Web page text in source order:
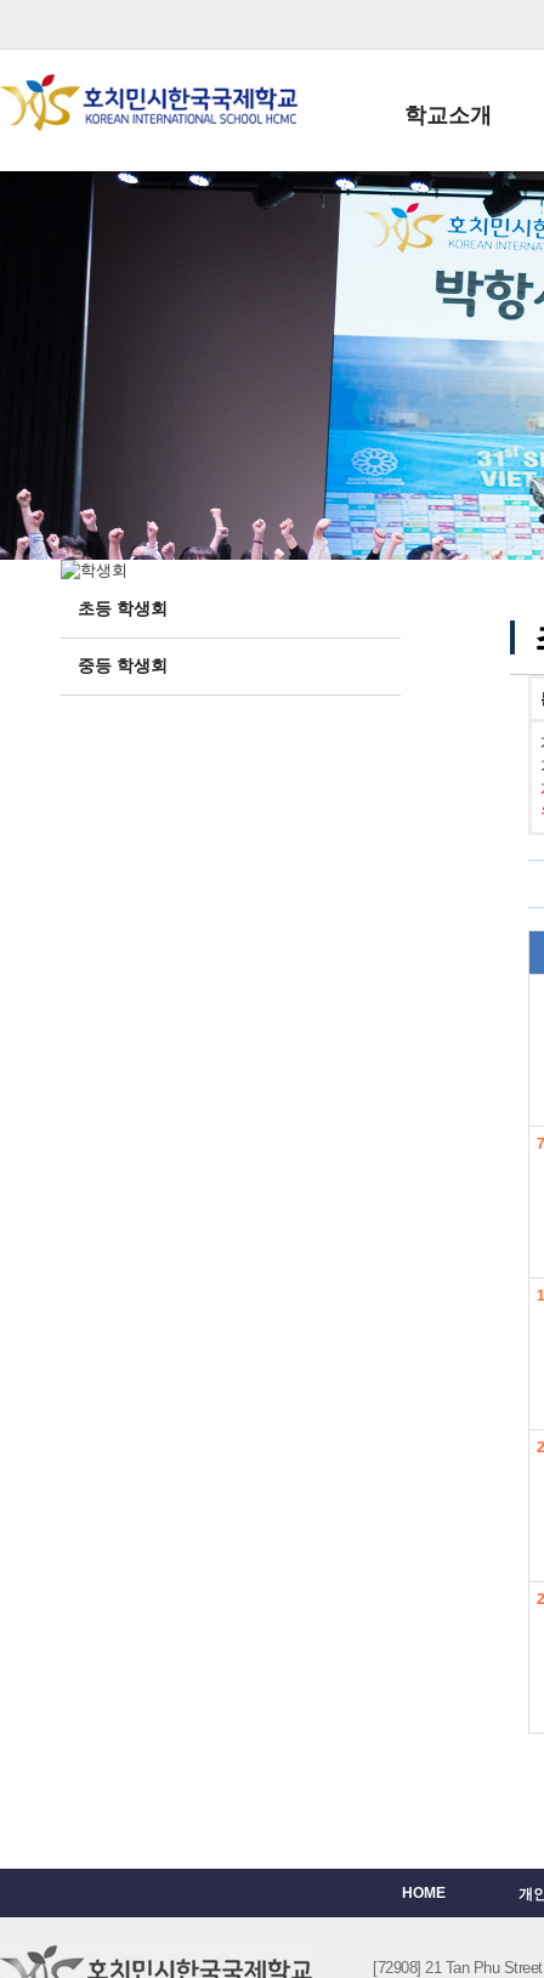
학교소개
학교장인사말
학생회장인사말
학교상징
학교 CI
교직원현황
학생현황
위치/전화
전경사진
초등 학생회
중등 학생회
7
HOME 개
[72908] 21 Tan Phu